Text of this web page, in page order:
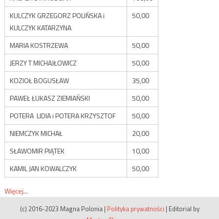
KULCZYK GRZEGORZ POLIŃSKA i
KULCZYK KATARZYNA
50,00
MARIA KOSTRZEWA
50,00
JERZY T MICHAJŁOWICZ
50,00
KOZIOŁ BOGUSŁAW
35,00
PAWEŁ ŁUKASZ ZIEMIAŃSKI
50,00
POTERA LIDIA i POTERA KRZYSZTOF
50,00
NIEMCZYK MICHAŁ
20,00
SŁAWOMIR PIĄTEK
10,00
KAMIL JAN KOWALCZYK
50,00
Więcej...
(c) 2016-2023 Magna Polonia | Polityka prywatności | Editorial by